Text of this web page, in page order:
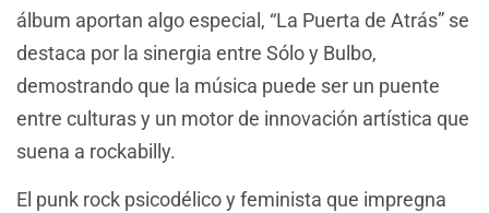
álbum aportan algo especial, “La Puerta de Atrás” se
destaca por la sinergia entre Sólo y Bulbo,
demostrando que la música puede ser un puente
entre culturas y un motor de innovación artística que
suena a rockabilly.
El punk rock psicodélico y feminista que impregna